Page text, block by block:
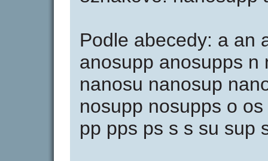
Podle abecedy: a an
anosupp anosupps n
nanosu nanosup
nosupp nosupps o
pp pps ps s s su sup